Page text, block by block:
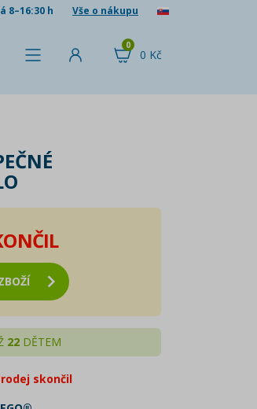
8–16:30 h Vše o nákupu
0 Kč
0
22DĚTEM
skončil